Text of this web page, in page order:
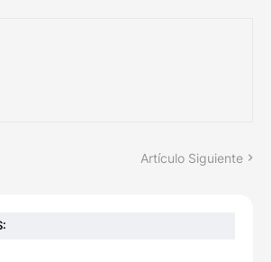
Artículo Siguiente